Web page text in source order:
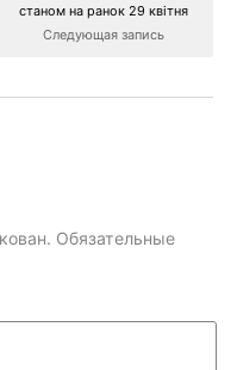
станом на ранок 29 квітня
Следующая запись
Обязательные